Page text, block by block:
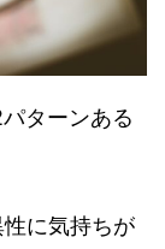
ターンある
に気持ちが